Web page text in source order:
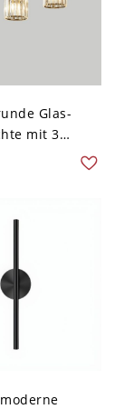
Glas-
mit 3
linearem
Länge 22,5″